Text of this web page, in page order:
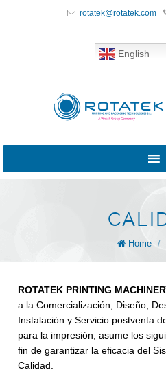
rotatek@rotatek.com
English
Home /
ROTATEK PRINTING
a la Comercialización, Diseño,
Instalación y Servicio postventa
para la impresión, asume los
fin de garantizar la eficacia del
Calidad.